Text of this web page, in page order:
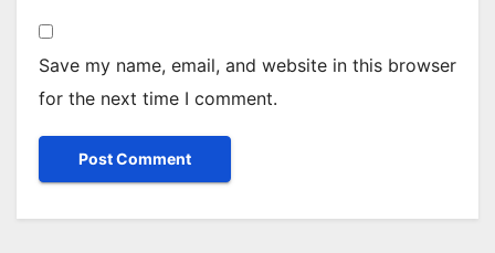
Save my name, email, and website in this browser
for the next time I comment.